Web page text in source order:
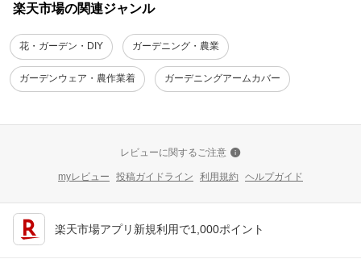
楽天市場の関連ジャンル
花・ガーデン・DIY ガーデニング・農業
ガーデンウェア・農作業着 ガーデニングアームカバー
レビューに関するご注意
myレビュー 投稿ガイドライン 利用規約 ヘルプガイド
楽天市場アプリ新規利用で1,000ポイント